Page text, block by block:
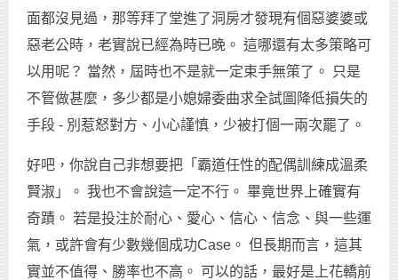
面都沒見過，那等拜了堂進了洞房才發現有個惡婆婆或
惡老公時，老實說已經為時已晚。 這哪還有太多策略可
以用呢？ 當然，屆時也不是就一定束手無策了。 只是
不管做甚麼，多少都是小媳婦委曲求全試圖降低損失的
手段 - 別惹怒對方、小心謹慎，少被打個一兩次罷了。
好吧，你說自己非想要把「霸道任性的配偶訓練成溫柔
賢淑」。 我也不會說這一定不行。 畢竟世界上確實有
奇蹟。 若是投注於耐心、愛心、信心、信念、與一些運
氣，或許會有少數幾個成功Case。 但長期而言，這其
實並不值得、勝率也不高。 可以的話，最好是上花轎前